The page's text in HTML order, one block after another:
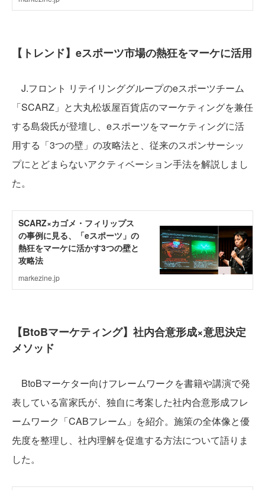
【トレンド】eスポーツ市場の熱狂をマーケに活用
J.フロント リテイリンググループのeスポーツチーム
「SCARZ」と大丸松坂屋百貨店のマーケティングを兼任
する島袋氏が登壇し、eスポーツをマーケティングに活
用する「3つの壁」の攻略法と、従来のスポンサーシッ
プにとどまらないアクティベーション手法を解説しまし
た。
【BtoBマーケティング】社内合意形成×意思決定
メソッド
BtoBマーケター向けフレームワークを書籍や講演で発
表している富家氏が、独自に考案した社内合意形成フレ
ームワーク「CABフレーム」を紹介。施策の全体像と優
先度を整理し、社内理解を促進する方法について語りま
した。